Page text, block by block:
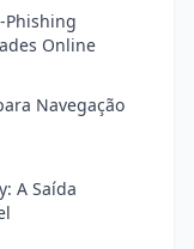
Phishing
Online
Navegação
A Saída